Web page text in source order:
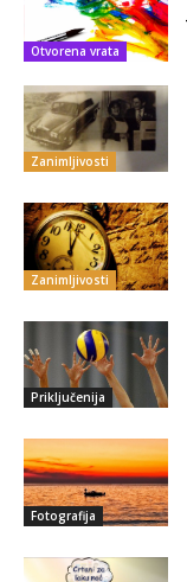
Otvorena vrata
Zanimljivosti
Zanimljivosti
Priključenija
Fotografija